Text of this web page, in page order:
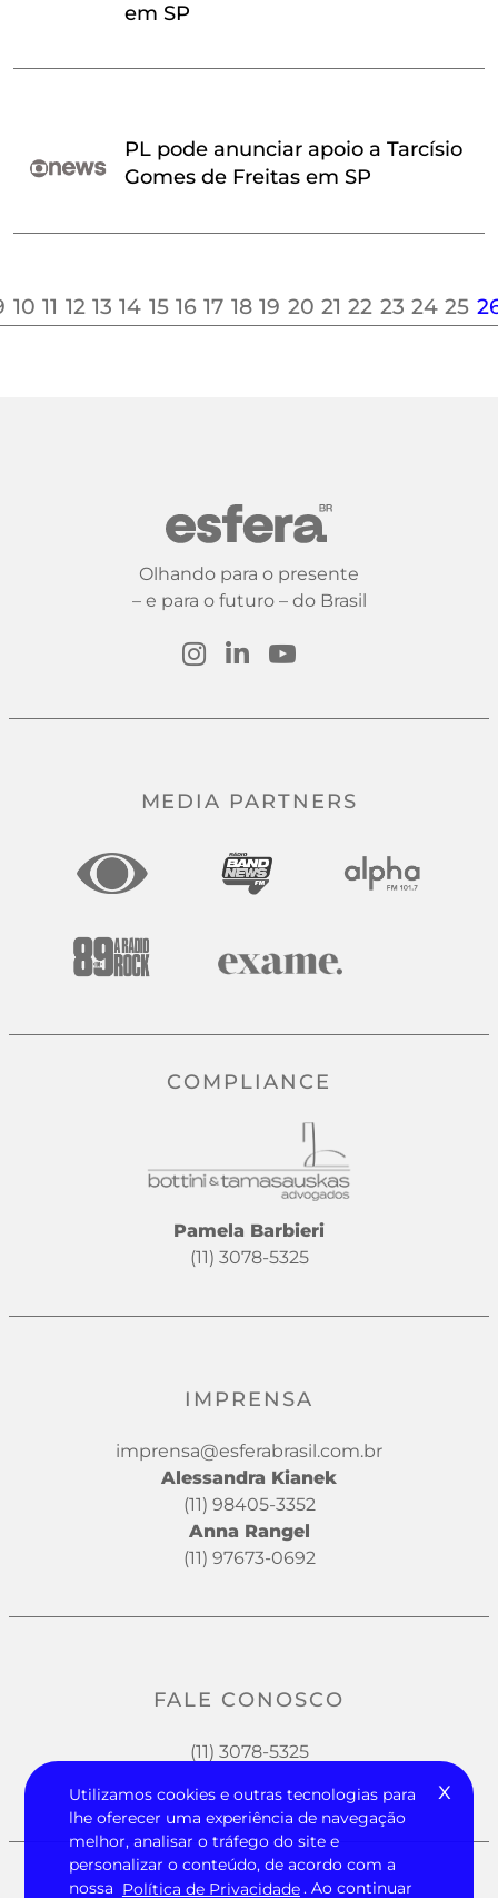
em SP
PL pode anunciar apoio a Tarcísio
Gomes de Freitas em SP
10 11 12 13 14 15 16 17 18 19 20 21 22 23 24 25
x
Utilizamos cookies e outras tecnologias para
lhe oferecer uma experiência de navegação
melhor, analisar o tráfego do site e
personalizar o conteúdo, de acordo com a
nossa Política de Privacidade. Ao continuar
Olhando para o presente
– e para o futuro – do Brasil
MEDIA PARTNERS
COMPLIANCE
Pamela Barbieri
(11) 3078-5325
IMPRENSA
imprensa@esferabrasil.com.br
Alessandra Kianek
(11) 98405-3352
Anna Rangel
(11) 97673-0692
FALE CONOSCO
(11) 3078-5325